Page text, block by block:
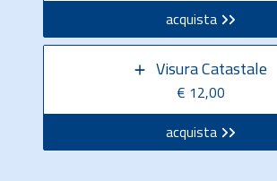
acquista
Visura Catastale
€ 12,00
acquista